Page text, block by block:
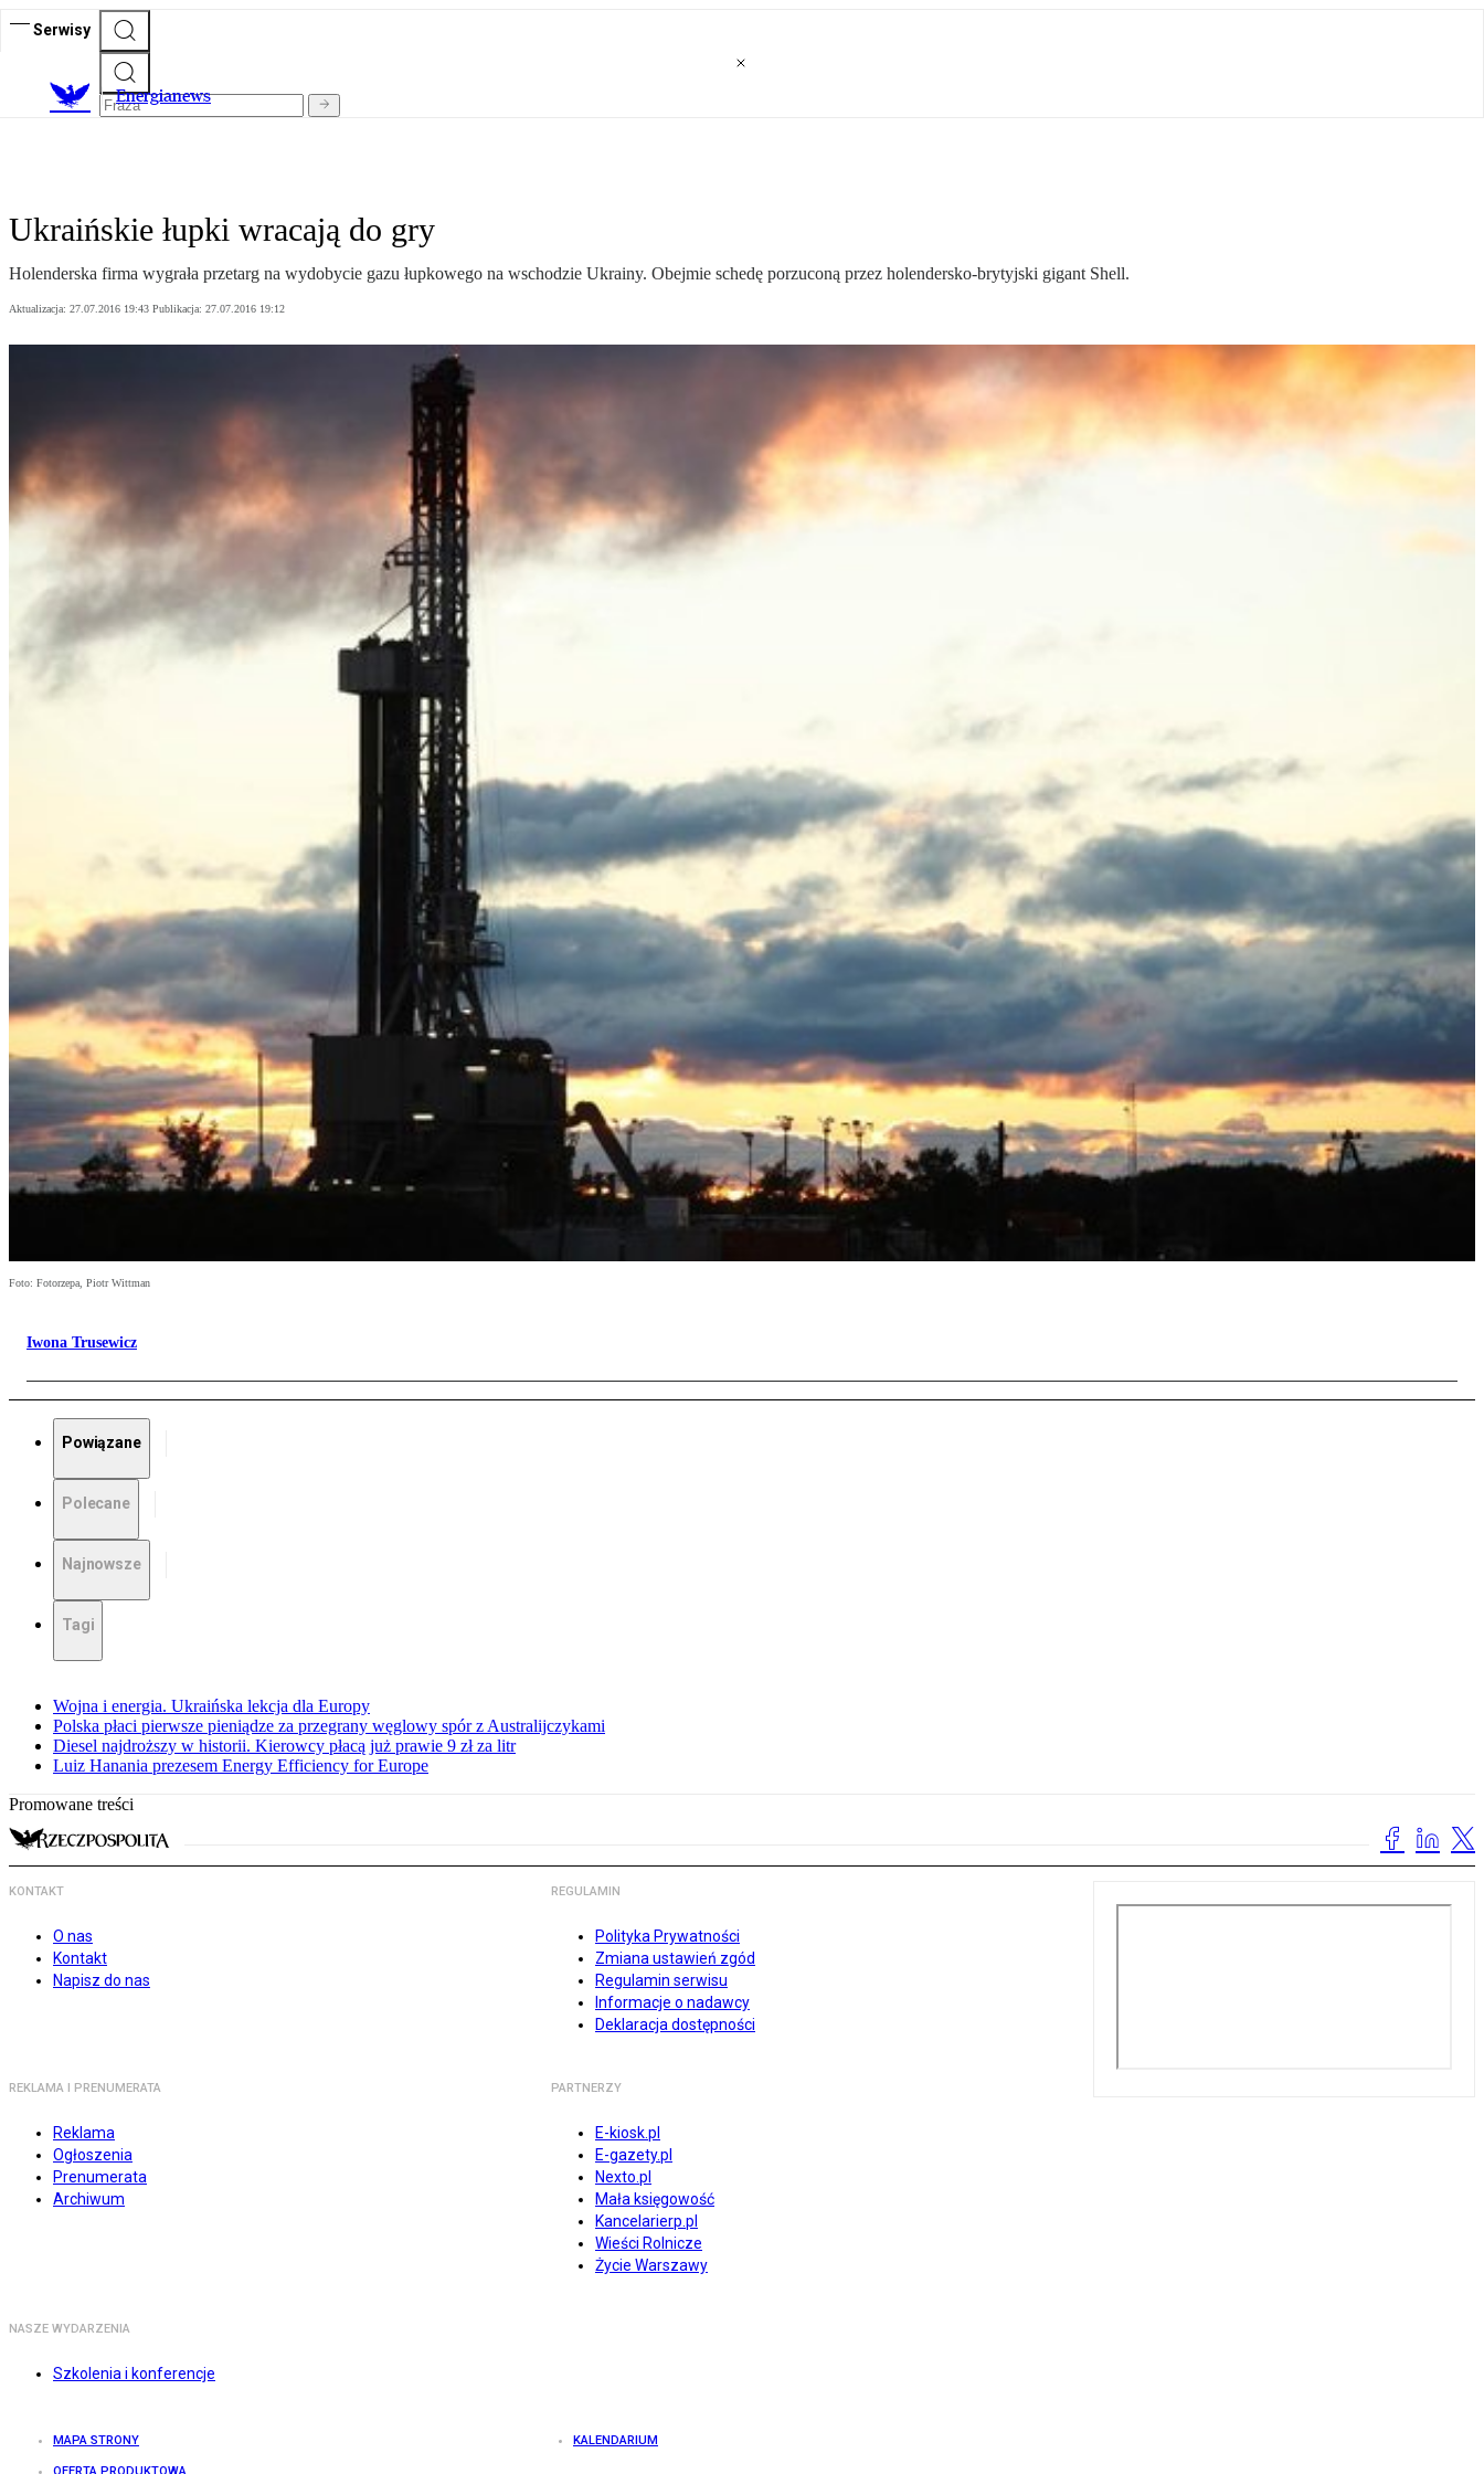
Serwisy
Energianews
Ukraińskie łupki wracają do gry
Holenderska firma wygrała przetarg na wydobycie gazu łupkowego na wschodzie Ukrainy. Obejmie schedę porzuconą przez holendersko-brytyjski gigant Shell.
Aktualizacja: 27.07.2016 19:43 Publikacja: 27.07.2016 19:12
Foto: Fotorzepa, Piotr Wittman
Iwona Trusewicz
Powiązane
Polecane
Najnowsze
Tagi
Wojna i energia. Ukraińska lekcja dla Europy
Polska płaci pierwsze pieniądze za przegrany węglowy spór z Australijczykami
Diesel najdroższy w historii. Kierowcy płacą już prawie 9 zł za litr
Luiz Hanania prezesem Energy Efficiency for Europe
Promowane treści
KONTAKT
O nas
Kontakt
Napisz do nas
REGULAMIN
Polityka Prywatności
Zmiana ustawień zgód
Regulamin serwisu
Informacje o nadawcy
Deklaracja dostępności
REKLAMA I PRENUMERATA
Reklama
Ogłoszenia
Prenumerata
Archiwum
PARTNERZY
E-kiosk.pl
E-gazety.pl
Nexto.pl
Mała księgowość
Kancelarierp.pl
Wieści Rolnicze
Życie Warszawy
NASZE WYDARZENIA
Szkolenia i konferencje
MAPA STRONY KALENDARIUM